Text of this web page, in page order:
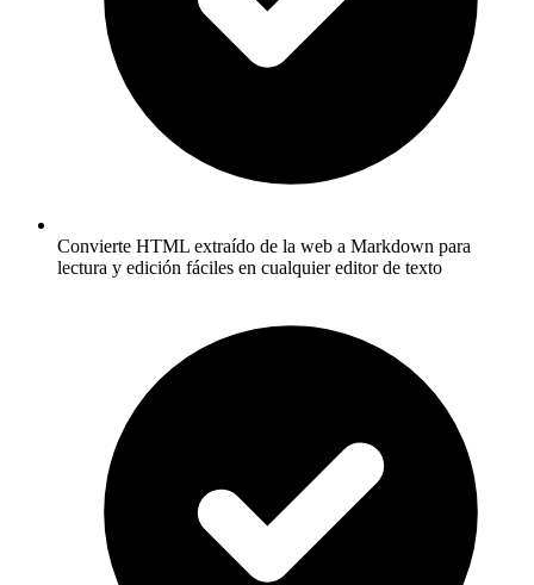
Convierte HTML extraído de la web a Markdown para
lectura y edición fáciles en cualquier editor de texto